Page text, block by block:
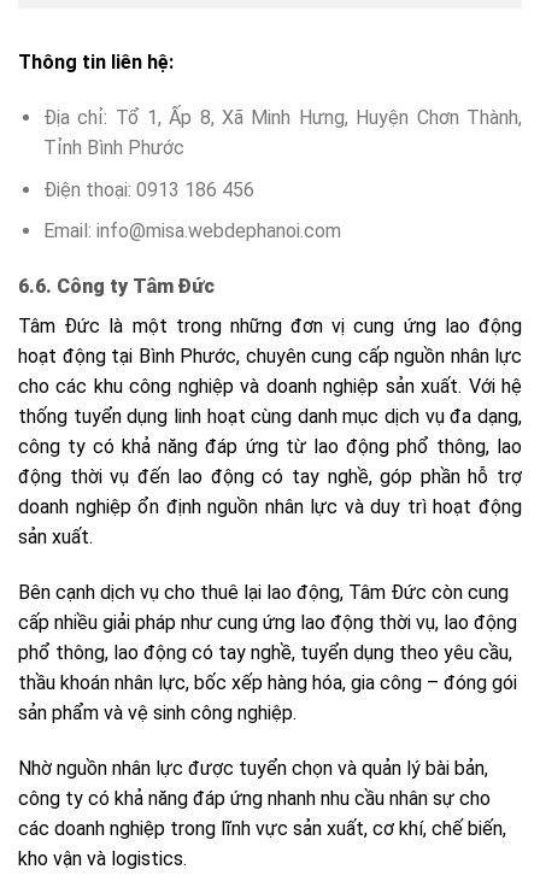
Thông tin liên hệ:
Địa chỉ: Tổ 1, Ấp 8, Xã Minh Hưng, Huyện Chơn Thành,
Tỉnh Bình Phước
Điện thoại: 0913 186 456
Email: info@misa.webdephanoi.com
6.6. Công ty Tâm Đức
Tâm Đức là một trong những đơn vị cung ứng lao động
hoạt động tại Bình Phước, chuyên cung cấp nguồn nhân lực
cho các khu công nghiệp và doanh nghiệp sản xuất. Với hệ
thống tuyển dụng linh hoạt cùng danh mục dịch vụ đa dạng,
công ty có khả năng đáp ứng từ lao động phổ thông, lao
động thời vụ đến lao động có tay nghề, góp phần hỗ trợ
doanh nghiệp ổn định nguồn nhân lực và duy trì hoạt động
sản xuất.
Bên cạnh dịch vụ cho thuê lại lao động, Tâm Đức còn cung
cấp nhiều giải pháp như cung ứng lao động thời vụ, lao động
phổ thông, lao động có tay nghề, tuyển dụng theo yêu cầu,
thầu khoán nhân lực, bốc xếp hàng hóa, gia công – đóng gói
sản phẩm và vệ sinh công nghiệp.
Nhờ nguồn nhân lực được tuyển chọn và quản lý bài bản,
công ty có khả năng đáp ứng nhanh nhu cầu nhân sự cho
các doanh nghiệp trong lĩnh vực sản xuất, cơ khí, chế biến,
kho vận và logistics.